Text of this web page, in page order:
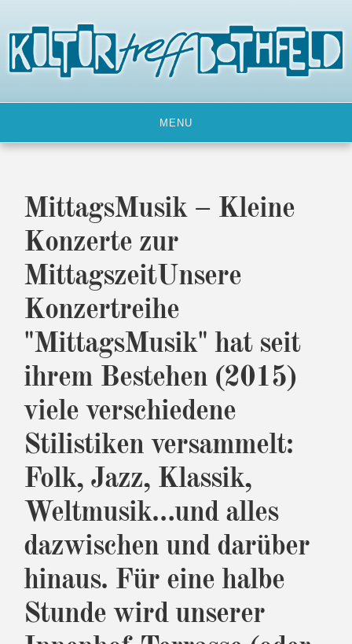
content
MENU
MittagsMusik – Kleine
Konzerte zur
MittagszeitUnsere
Konzertreihe
"MittagsMusik" hat seit
ihrem Bestehen (2015)
viele verschiedene
Stilistiken versammelt:
Folk, Jazz, Klassik,
Weltmusik…und alles
dazwischen und darüber
hinaus. Für eine halbe
Stunde wird unserer